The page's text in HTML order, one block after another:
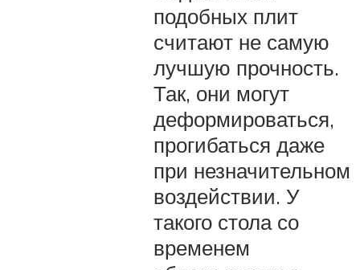
подобных плит
считают не самую
лучшую прочность.
Так, они могут
деформироваться,
прогибаться даже
при незначительном
воздействии. У
такого стола со
временем